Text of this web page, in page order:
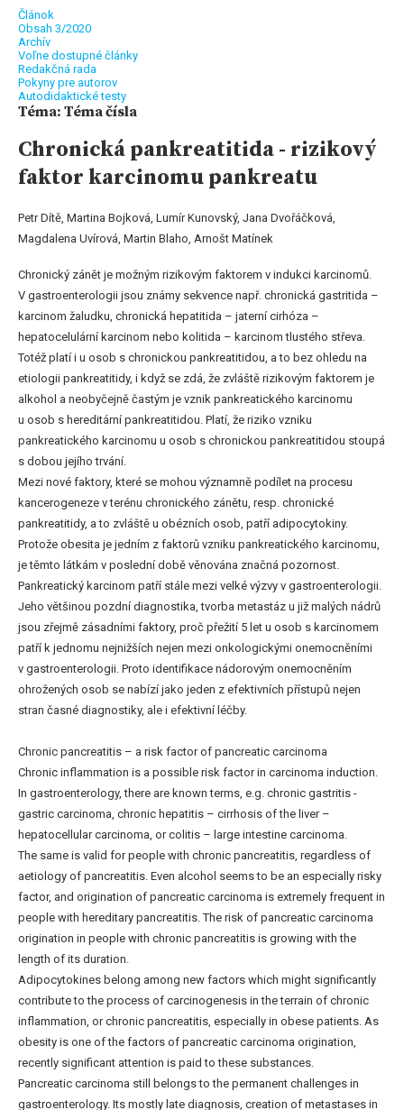
Článok
Obsah 3/2020
Archív
Voľne dostupné články
Redakčná rada
Pokyny pre autorov
Autodidaktické testy
Téma: Téma čísla
Chronická pankreatitida - rizikový
faktor karcinomu pankreatu
Petr Dítě, Martina Bojková, Lumír Kunovský, Jana Dvořáčková,
Magdalena Uvírová, Martin Blaho, Arnošt Matínek
Chronický zánět je možným rizikovým faktorem v indukci karcinomů.
V gastroenterologii jsou známy sekvence např. chronická gastritida –
karcinom žaludku, chronická hepatitida – jaterní cirhóza –
hepatocelulární karcinom nebo kolitida – karcinom tlustého střeva.
Totéž platí i u osob s chronickou pankreatitidou, a to bez ohledu na
etiologii pankreatitidy, i když se zdá, že zvláště rizikovým faktorem je
alkohol a neobyčejně častým je vznik pankreatického karcinomu
u osob s hereditární pankreatitidou. Platí, že riziko vzniku
pankreatického karcinomu u osob s chronickou pankreatitidou stoupá
s dobou jejího trvání.
Mezi nové faktory, které se mohou významně podílet na procesu
kancerogeneze v terénu chronického zánětu, resp. chronické
pankreatitidy, a to zvláště u obézních osob, patří adipocytokiny.
Protože obesita je jedním z faktorů vzniku pankreatického karcinomu,
je těmto látkám v poslední době věnována značná pozornost.
Pankreatický karcinom patří stále mezi velké výzvy v gastroenterologii.
Jeho většinou pozdní diagnostika, tvorba metastáz u již malých nádrů
jsou zřejmě zásadními faktory, proč přežití 5 let u osob s karcinomem
patří k jednomu nejnižších nejen mezi onkologickými onemocněními
v gastroenterologii. Proto identifikace nádorovým onemocněním
ohrožených osob se nabízí jako jeden z efektivních přístupů nejen
stran časné diagnostiky, ale i efektivní léčby.
Chronic pancreatitis – a risk factor of pancreatic carcinoma
Chronic inflammation is a possible risk factor in carcinoma induction.
In gastroenterology, there are known terms, e.g. chronic gastritis -
gastric carcinoma, chronic hepatitis – cirrhosis of the liver –
hepatocellular carcinoma, or colitis – large intestine carcinoma.
The same is valid for people with chronic pancreatitis, regardless of
aetiology of pancreatitis. Even alcohol seems to be an especially risky
factor, and origination of pancreatic carcinoma is extremely frequent in
people with hereditary pancreatitis. The risk of pancreatic carcinoma
origination in people with chronic pancreatitis is growing with the
length of its duration.
Adipocytokines belong among new factors which might significantly
contribute to the process of carcinogenesis in the terrain of chronic
inflammation, or chronic pancreatitis, especially in obese patients. As
obesity is one of the factors of pancreatic carcinoma origination,
recently significant attention is paid to these substances.
Pancreatic carcinoma still belongs to the permanent challenges in
gastroenterology. Its mostly late diagnosis, creation of metastases in